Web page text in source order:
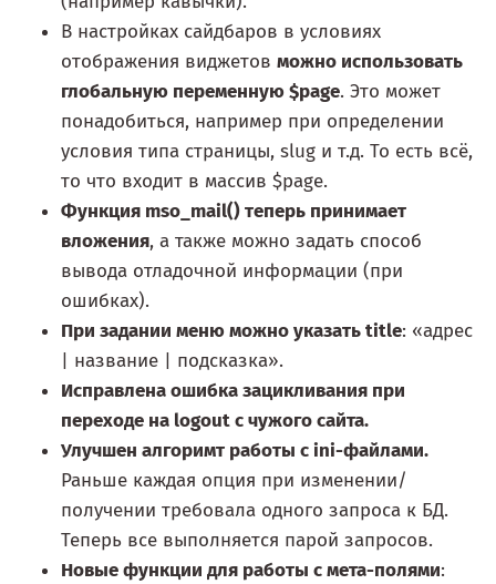
В настройках сайдбаров в условиях
отображения виджетов можно использовать
глобальную переменную $page. Это может
понадобиться, например при определении
условия типа страницы, slug и т.д. То есть всё,
то что входит в массив $page.
Функция mso_mail() теперь принимает
вложения, а также можно задать способ
вывода отладочной информации (при
ошибках).
При задании меню можно указать title: «адрес
| название | подсказка».
Исправлена ошибка зацикливания при
переходе на logout с чужого сайта.
Улучшен алгоримт работы с ini-файлами.
Раньше каждая опция при изменении/
получении требовала одного запроса к БД.
Теперь все выполняется парой запросов.
Новые функции для работы с мета-полями: